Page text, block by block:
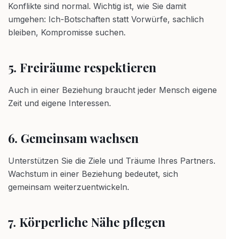
Konflikte sind normal. Wichtig ist, wie Sie damit
umgehen: Ich-Botschaften statt Vorwürfe, sachlich
bleiben, Kompromisse suchen.
5. Freiräume respektieren
Auch in einer Beziehung braucht jeder Mensch eigene
Zeit und eigene Interessen.
6. Gemeinsam wachsen
Unterstützen Sie die Ziele und Träume Ihres Partners.
Wachstum in einer Beziehung bedeutet, sich
gemeinsam weiterzuentwickeln.
7. Körperliche Nähe pflegen